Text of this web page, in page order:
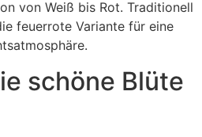
von Weiß bis Rot. Traditionell
feuerrote Variante für eine
schöne Blüte